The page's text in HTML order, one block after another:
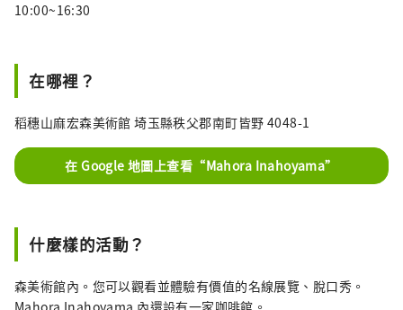
10:00~16:30
在哪裡？
稻穗山麻宏森美術館 埼玉縣秩父郡南町皆野 4048-1
在 Google 地圖上查看“Mahora Inahoyama”
什麼樣的活動？
森美術館內。您可以觀看並體驗有價值的名線展覽、脫口秀。